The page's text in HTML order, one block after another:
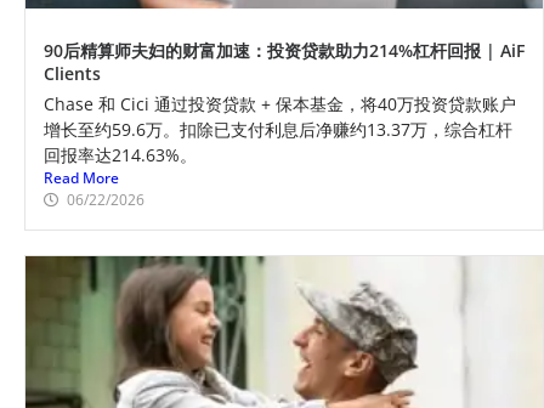
90后精算师夫妇的财富加速：投资贷款助力214%杠杆回报 | AiF
Clients
Chase 和 Cici 通过投资贷款 + 保本基金，将40万投资贷款账户
增长至约59.6万。扣除已支付利息后净赚约13.37万，综合杠杆
回报率达214.63%。
Read More
06/22/2026